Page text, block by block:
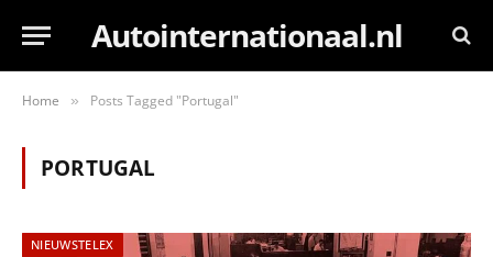
Autointernationaal.nl
Home » Posts Tagged "Portugal"
PORTUGAL
NIEUWSTELEX